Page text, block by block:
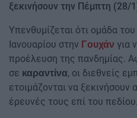
ξεκινήσουν την Πέμπτη (28/
Υπενθυμίζεται ότι ομάδα
Ιανουαρίου στην Γουχάν για
προέλευση της πανδημίας.
σε καραντίνα, οι διεθνείς
ετοιμάζονται να
έρευνές τους επί του πεδίου.